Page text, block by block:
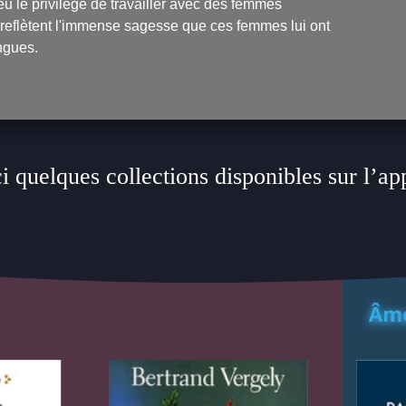
le privilège de travailler avec des femmes
l'immense sagesse que ces femmes lui ont
quelques collections disponibles sur